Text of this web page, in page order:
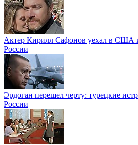
Актер Кирилл Сафонов уехал в США
России
Эрдоган перешел черту: турецкие
России